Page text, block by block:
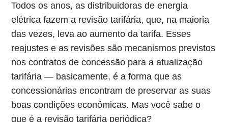
Todos os anos, as distribuidoras de energia
elétrica fazem a revisão tarifária, que, na maioria
das vezes, leva ao aumento da tarifa. Esses
reajustes e as revisões são mecanismos previstos
nos contratos de concessão para a atualização
tarifária — basicamente, é a forma que as
concessionárias encontram de preservar as suas
boas condições econômicas. Mas você sabe o
que é a revisão tarifária periódica?